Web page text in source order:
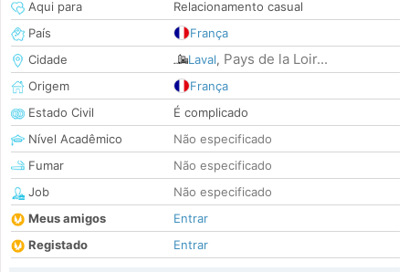
Aqui para
Relacionamento casual
País
França
Cidade
Laval, Pays de la Loir...
Origem
França
Estado Civil
É complicado
Nível Acadêmico
Não especificado
Fumar
Não especificado
Job
Não especificado
Meus amigos
Entrar
Registado
Entrar